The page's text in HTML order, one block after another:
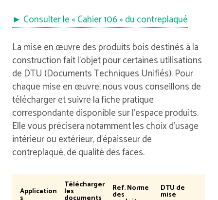
► Consulter le « Cahier 106 » du contreplaqué
La mise en œuvre des produits bois destinés à la
construction fait l’objet pour certaines utilisations
de DTU (Documents Techniques Unifiés). Pour
chaque mise en œuvre, nous vous conseillons de
télécharger et suivre la fiche pratique
correspondante disponible sur l’espace produits.
Elle vous précisera notamment les choix d’usage
intérieur ou extérieur, d’épaisseur de
contreplaqué, de qualité des faces.
Application
Télécharger
les Ref. Norme
des
DTU de
mise